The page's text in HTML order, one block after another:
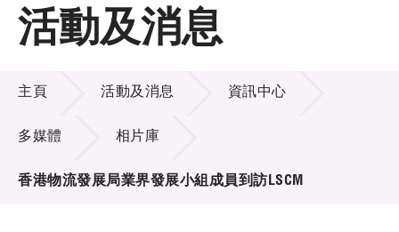
主頁
關於LSCM
技術商品化
項目及資助計劃
活動及消息
活動及消息
主頁 活動及消息 資訊中心
多媒體 相片庫
香港物流發展局業界發展小組成員到訪LSCM